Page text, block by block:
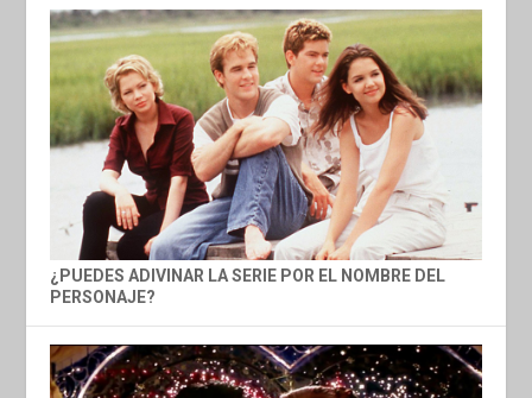
¿PUEDES ADIVINAR LA SERIE POR EL NOMBRE DEL
PERSONAJE?